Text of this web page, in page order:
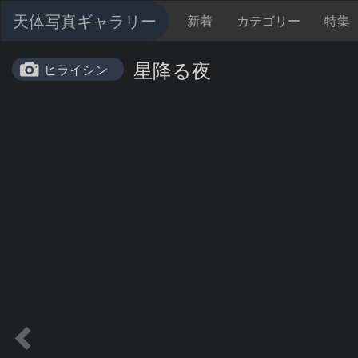
天体写真ギャラリー 新着 カテゴリー 特集
ヒライシン 星降る夜